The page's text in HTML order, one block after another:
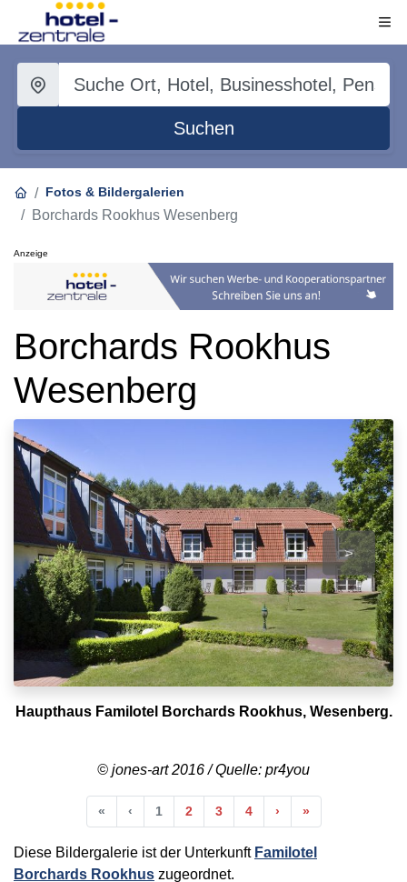
Suchen
Fotos & Bildergalerien
Borchards Rookhus Wesenberg
Anzeige
Borchards Rookhus
Wesenberg
>
Haupthaus Familotel Borchards Rookhus, Wesenberg.
© jones-art 2016 / Quelle: pr4you
«Anfang
‹Vorherige
1 2 3 4 ›Nächste
»Ende
Diese Bildergalerie ist der Unterkunft Familotel
Borchards Rookhus zugeordnet.